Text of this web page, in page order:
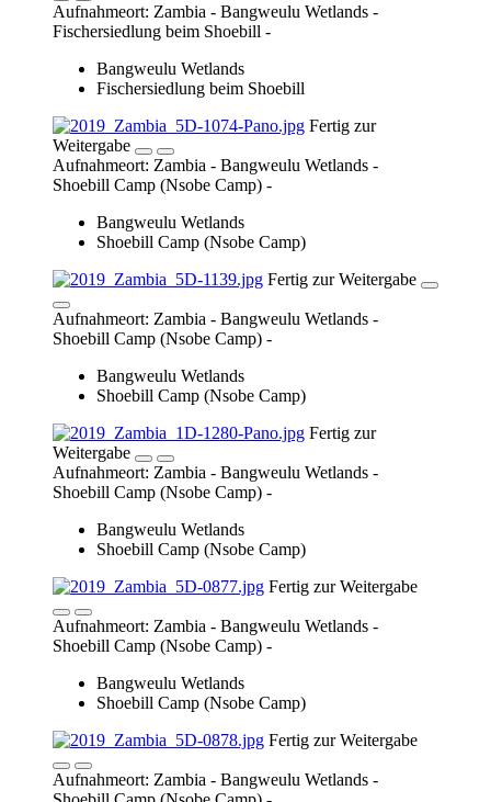
Fertig zur Weitergabe
Aufnahmeort: Zambia - Bangweulu Wetlands -
Shoebill Camp (Nsobe Camp) -
Bangweulu Wetlands
Shoebill Camp (Nsobe Camp)
Fertig zur
Weitergabe
Aufnahmeort: Zambia - Bangweulu Wetlands -
Shoebill Camp (Nsobe Camp) -
Bangweulu Wetlands
Shoebill Camp (Nsobe Camp)
Fertig zur Weitergabe
Aufnahmeort: Zambia - Bangweulu Wetlands -
Shoebill Camp (Nsobe Camp) -
Bangweulu Wetlands
Shoebill Camp (Nsobe Camp)
Fertig zur Weitergabe
Aufnahmeort: Zambia - Bangweulu Wetlands -
Shoebill Camp (Nsobe Camp) -
Bangweulu Wetlands
Shoebill Camp (Nsobe Camp)
Fertig zur
Weitergabe
Aufnahmeort: Zambia - Bangweulu Wetlands -
Shoebill Camp (Nsobe Camp) -
Bangweulu Wetlands
Shoebill Camp (Nsobe Camp)
Fertig zur Weitergabe